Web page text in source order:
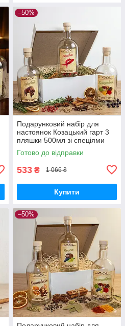
–50%
Подарунковий набір для
настоянок Козацький гарт 3
пляшки 500мл зі спеціями
коробка для домашніх напоїв
чоловічий подарунок
Готово до відправки
533 ₴ 1 066 ₴
Купити
–50%